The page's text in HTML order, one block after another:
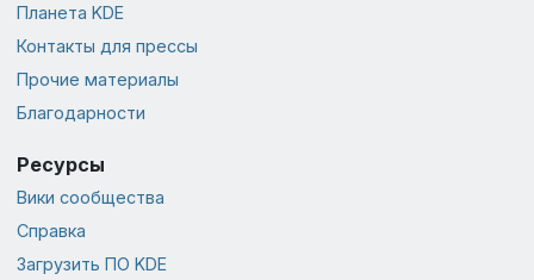
Планета KDE
Контакты для прессы
Прочие материалы
Благодарности
Ресурсы
Вики сообщества
Справка
Загрузить ПО KDE